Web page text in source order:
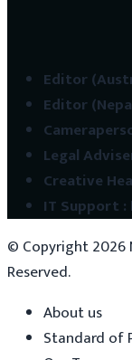
Editor
Editor
Legal
Creative
IT Support :
© Copyright2026
Reserved.
About us
Standard of